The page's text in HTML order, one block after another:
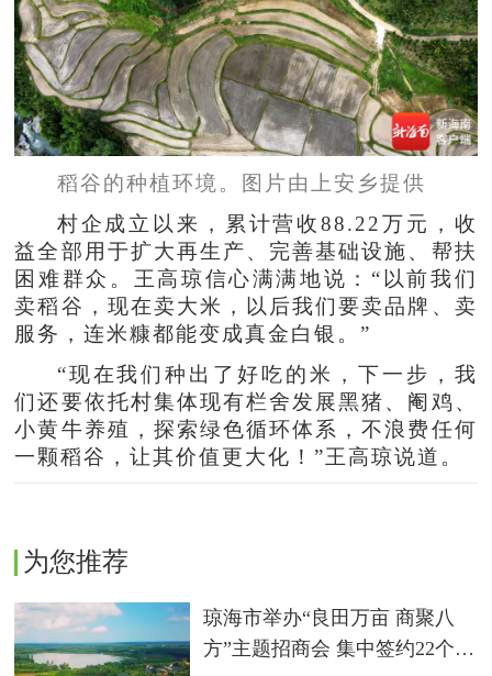
稻谷的种植环境。图片由上安乡提供
村企成立以来，累计营收88.22万元，收
益全部用于扩大再生产、完善基础设施、帮扶
困难群众。王高琼信心满满地说：“以前我们
卖稻谷，现在卖大米，以后我们要卖品牌、卖
服务，连米糠都能变成真金白银。”
“现在我们种出了好吃的米，下一步，我
们还要依托村集体现有栏舍发展黑猪、阉鸡、
小黄牛养殖，探索绿色循环体系，不浪费任何
一颗稻谷，让其价值更大化！”王高琼说道。
为您推荐
琼海市举办“良田万亩 商聚八
方”主题招商会 集中签约22个农